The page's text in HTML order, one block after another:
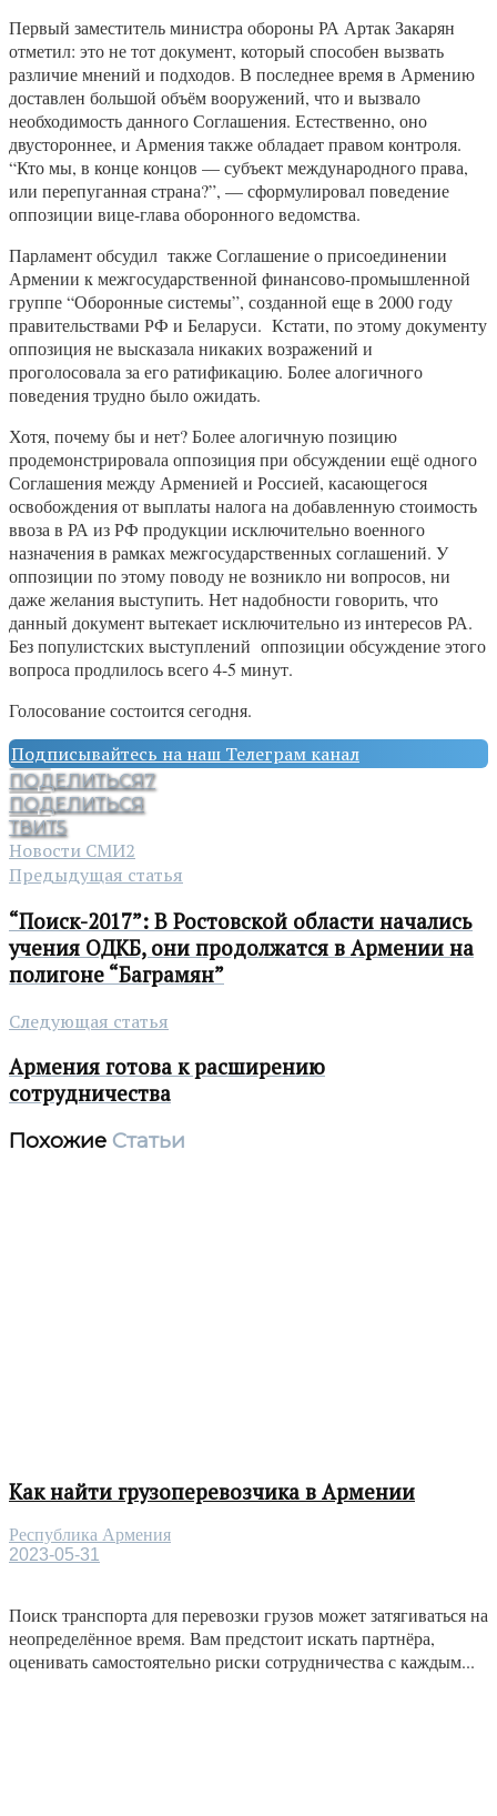
Первый заместитель министра обороны РА Артак Закарян
отметил: это не тот документ, который способен вызвать
различие мнений и подходов. В последнее время в Армению
доставлен большой объём вооружений, что и вызвало
необходимость данного Соглашения. Естественно, оно
двустороннее, и Армения также обладает правом контроля.
“Кто мы, в конце концов — субъект международного права,
или перепуганная страна?”, — сформулировал поведение
оппозиции вице-глава оборонного ведомства.
Парламент обсудил также Соглашение о присоединении
Армении к межгосударственной финансово-промышленной
группе “Оборонные системы”, созданной еще в 2000 году
правительствами РФ и Беларуси. Кстати, по этому документу
оппозиция не высказала никаких возражений и
проголосовала за его ратификацию. Более алогичного
поведения трудно было ожидать.
Хотя, почему бы и нет? Более алогичную позицию
продемонстрировала оппозиция при обсуждении ещё одного
Соглашения между Арменией и Россией, касающегося
освобождения от выплаты налога на добавленную стоимость
ввоза в РА из РФ продукции исключительно военного
назначения в рамках межгосударственных соглашений. У
оппозиции по этому поводу не возникло ни вопросов, ни
даже желания выступить. Нет надобности говорить, что
данный документ вытекает исключительно из интересов РА.
Без популистских выступлений оппозиции обсуждение этого
вопроса продлилось всего 4-5 минут.
Голосование состоится сегодня.
Подписывайтесь на наш Телеграм канал
ПОДЕЛИТЬСЯ7
ПОДЕЛИТЬСЯ
ТВИТ5
Новости СМИ2
Предыдущая статья
“Поиск-2017”: В Ростовской области начались
учения ОДКБ, они продолжатся в Армении на
полигоне “Баграмян”
Следующая статья
Армения готова к расширению
сотрудничества
Похожие Статьи
Как найти грузоперевозчика в Армении
Республика Армения
2023-05-31
Поиск транспорта для перевозки грузов может затягиваться на
неопределённое время. Вам предстоит искать партнёра,
оценивать самостоятельно риски сотрудничества с каждым...